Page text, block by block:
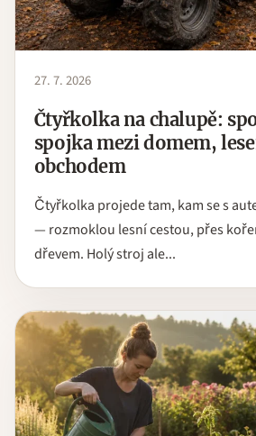
27. 7. 2026
Čtyřkolka na chalupě:
spojka mezi domem,
obchodem
Čtyřkolka projede tam, kam se s
— rozmoklou lesní cestou, přes
dřevem. Holý stroj ale...